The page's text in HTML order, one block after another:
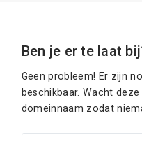
Ben je er te laat
Geen probleem! Er zijn
beschikbaar. Wacht
domeinnaam zodat